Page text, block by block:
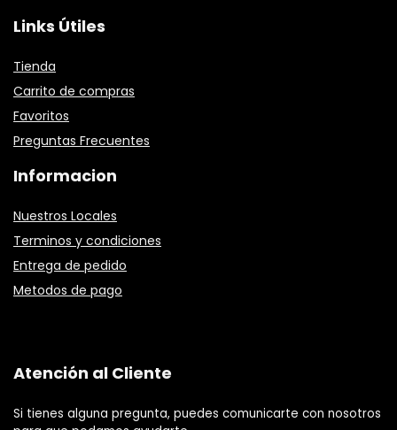
Links Útiles
Tienda
Carrito de compras
Favoritos
Preguntas Frecuentes
Informacion
Nuestros Locales
Terminos y condiciones
Entrega de pedido
Metodos de pago
Atención al Cliente
Si tienes alguna pregunta, puedes comunicarte con nosotros